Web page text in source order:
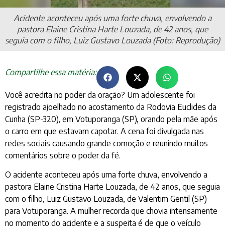
Acidente aconteceu após uma forte chuva, envolvendo a
pastora Elaine Cristina Harte Louzada, de 42 anos, que
seguia com o filho, Luiz Gustavo Louzada (Foto: Reprodução)
Compartilhe essa matéria:
Você acredita no poder da oração? Um adolescente foi
registrado ajoelhado no acostamento da Rodovia Euclides da
Cunha (SP-320), em Votuporanga (SP), orando pela mãe após
o carro em que estavam capotar. A cena foi divulgada nas
redes sociais causando grande comoção e reunindo muitos
comentários sobre o poder da fé.
O acidente aconteceu após uma forte chuva, envolvendo a
pastora Elaine Cristina Harte Louzada, de 42 anos, que seguia
com o filho, Luiz Gustavo Louzada, de Valentim Gentil (SP)
para Votuporanga. A mulher recorda que chovia intensamente
no momento do acidente e a suspeita é de que o veículo